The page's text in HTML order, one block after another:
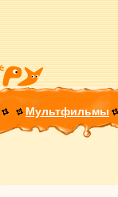
Мультфильмы